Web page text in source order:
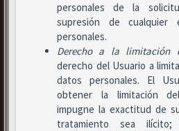
personales de la
supresión de cualquier
personales.
Derecho a la limitación
derecho del Usuario a
datos personales. El
obtener la limitación
impugne la exactitud de
tratamiento sea